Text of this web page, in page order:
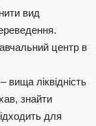
вид
центр в
– вища ліквідність
знайти
для